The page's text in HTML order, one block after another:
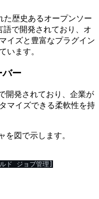
歴史あるオープンソー
で開発されており、オ
イズと豊富なプラグイン
います。
ー
開発されており、企業が
マイズできる柔軟性を持
図で示します。
ジョブ管理]